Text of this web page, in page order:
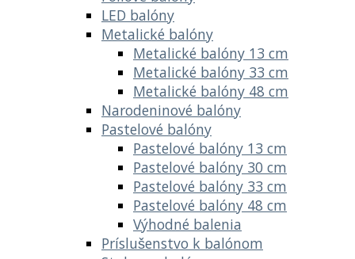
LED balóny
Metalické balóny
Metalické balóny 13 cm
Metalické balóny 33 cm
Metalické balóny 48 cm
Narodeninové balóny
Pastelové balóny
Pastelové balóny 13 cm
Pastelové balóny 30 cm
Pastelové balóny 33 cm
Pastelové balóny 48 cm
Výhodné balenia
Príslušenstvo k balónom